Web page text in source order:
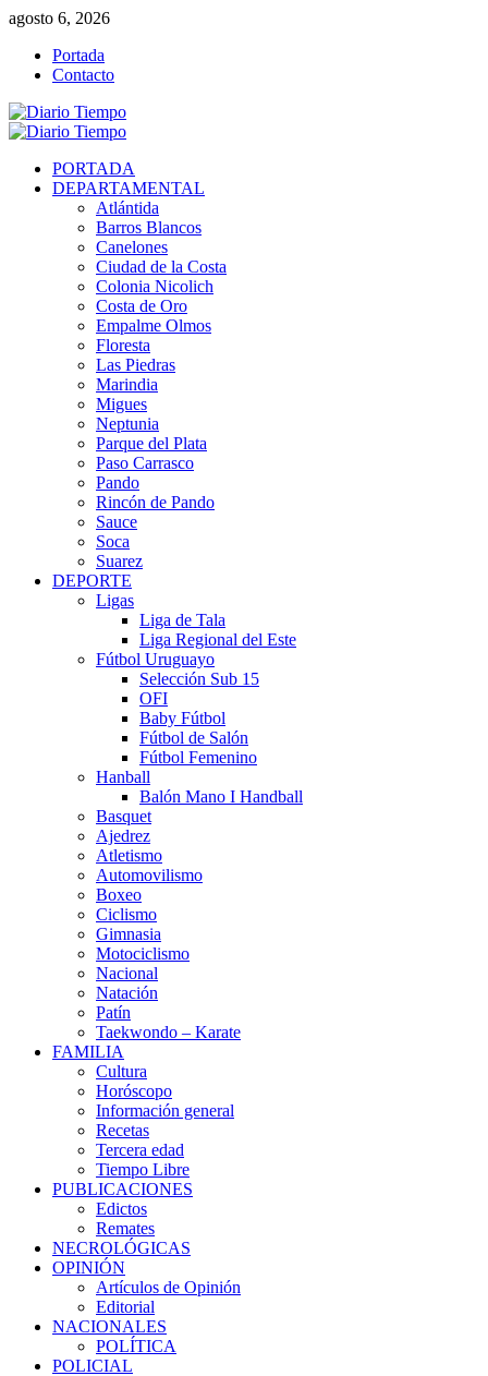
Saltar
contenido
agosto 6, 2026
Portada
Contacto
Menú
PORTADA
DEPARTAMENTAL
Atlántida
Barros Blancos
Canelones
Ciudad de la Costa
Colonia Nicolich
Costa de Oro
Empalme Olmos
Floresta
Las Piedras
Marindia
Migues
Neptunia
Parque del Plata
Paso Carrasco
Pando
Rincón de Pando
Sauce
Soca
Suarez
DEPORTE
Ligas
Liga de Tala
Liga Regional del Este
Fútbol Uruguayo
Selección Sub 15
OFI
Baby Fútbol
Fútbol de Salón
Fútbol Femenino
Hanball
Balón Mano I Handball
Basquet
Ajedrez
Atletismo
Automovilismo
Boxeo
Ciclismo
Gimnasia
Motociclismo
Nacional
Natación
Patín
Taekwondo – Karate
FAMILIA
Cultura
Horóscopo
Información general
Recetas
Tercera edad
Tiempo Libre
PUBLICACIONES
Edictos
Remates
NECROLÓGICAS
OPINIÓN
Artículos de Opinión
Editorial
NACIONALES
POLÍTICA
POLICIAL